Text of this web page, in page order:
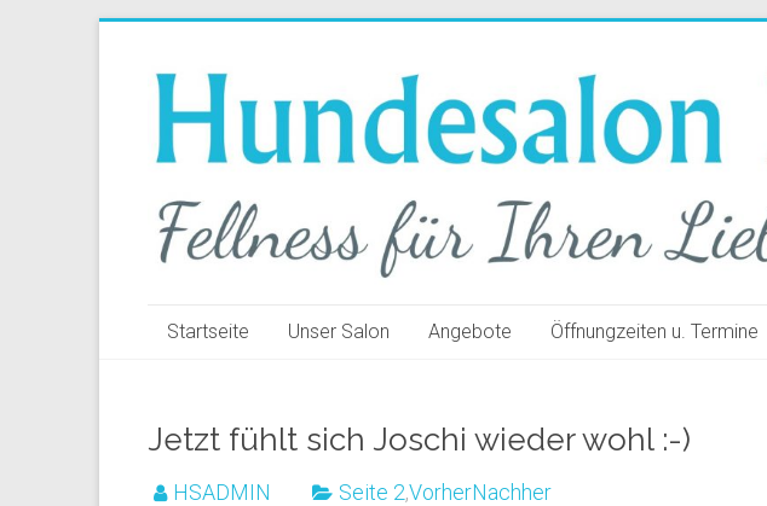
Startseite Unser Salon Angebote Öffnungzeiten u. Termine
Jetzt fühlt sich Joschi wieder wohl :-)
HSADMIN Seite 2,VorherNachher